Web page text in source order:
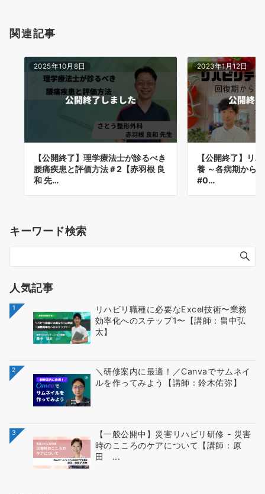
関連記事
2025年10月8日
【公開終了】理学療法士が診るべき
腰痛疾患と評価方法＃2【赤羽根 良
和 先…
2023年1月12日
【公開終了】リ
養 ～各病期から
#0…
キーワード検索
人気記事
1
リハビリ職種に必要なExcel技術〜業務
効率化へのステップ1〜【講師：畠中弘
太】
2
＼研修案内に最適！／Canvaでサムネイ
ルを作ってみよう【講師：鈴木佑弥】
3
【一般公開中】災害リハビリ研修 - 災害
時のこころのケアについて【講師：原
田 ...